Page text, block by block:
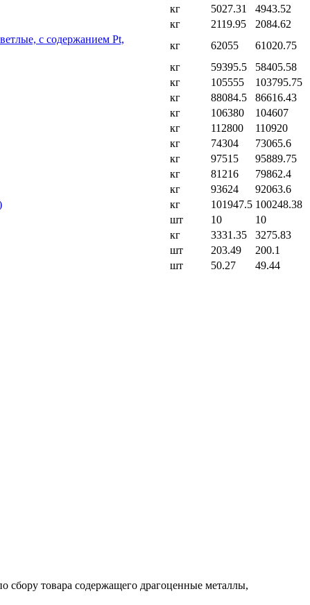
кг 5027.31
4943.52
кг 2119.95
2084.62
с содержанием Pt,
кг 62055
61020.75
кг 59395.5
58405.58
кг 105555
103795.75
кг 88084.5
86616.43
кг 106380
104607
кг 112800
110920
кг 74304
73065.6
кг 97515
95889.75
кг 81216
79862.4
кг 93624
92063.6
кг 101947.5 100248.38
шт 10
10
кг 3331.35
3275.83
шт 203.49
200.1
шт 50.27 49.44
сбору товара содержащего драгоценные металлы,